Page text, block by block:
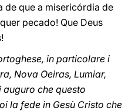
de que a misericórdia de
pecado! Que Deus
in particolare i
Nova Oeiras, Lumiar,
che questo
la fede in Gesù Cristo che